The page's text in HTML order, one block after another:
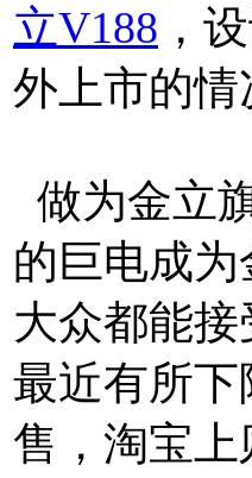
立V188 ，
外上市的
做为金立
的巨电成
大众都能接
最近有所下
售，淘宝上